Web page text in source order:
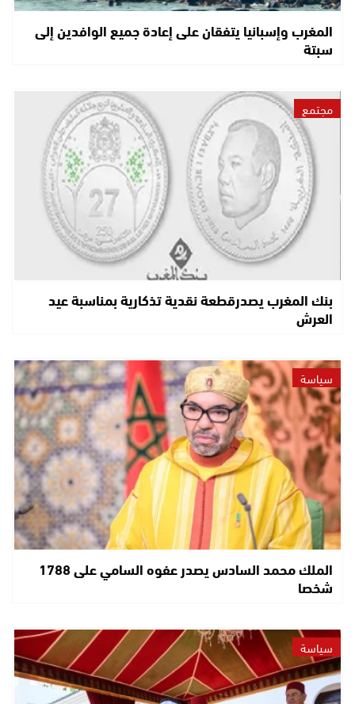
المغرب وإسبانيا يتفقان على إعادة جميع الوافدين إلى
سبتة
مجتمع
بنك المغرب يصدرقطعة نقدية تذكارية بمناسبة عيد
العرش
سياسة
الملك محمد السادس يصدر عفوه السامي على 1788
شخصا
سياسة